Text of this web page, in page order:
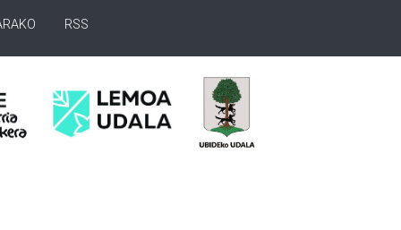
RSS